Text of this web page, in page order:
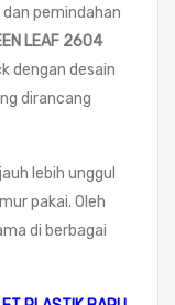
pemindahan
LEAF 2604
dengan desain
dirancang
lebih unggul
pakai. Oleh
di berbagai